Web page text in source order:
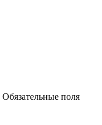
Обязательные поля